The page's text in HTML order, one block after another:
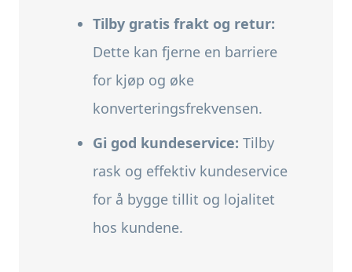
Tilby gratis frakt og retur:
Dette kan fjerne en barriere
for kjøp og øke
konverteringsfrekvensen.
Gi god kundeservice: Tilby
rask og effektiv kundeservice
for å bygge tillit og lojalitet
hos kundene.